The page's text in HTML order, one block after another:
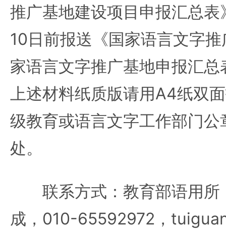
推广基地建设项目申报汇总
10日前报送《国家语言文字
家语言文字推广基地申报汇
上述材料纸质版请用A4纸双
级教育或语言文字工作部门
处。
联系方式：教育部语用所
成，010-65592972，